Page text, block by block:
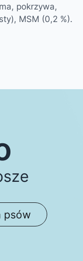
pokrzywa,
MSM (0,2 %).
psów